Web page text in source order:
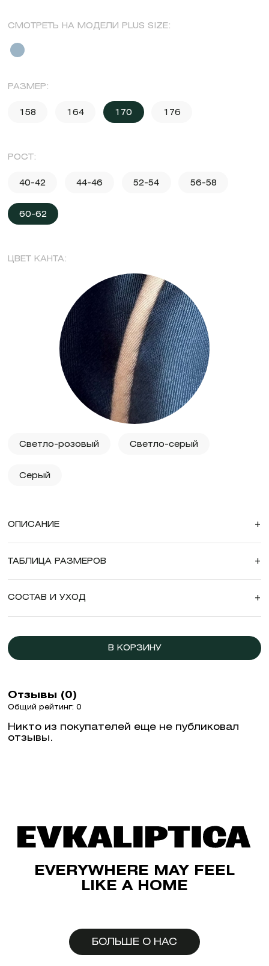
СМОТРЕТЬ НА МОДЕЛИ PLUS SIZE:
РАЗМЕР:
158 164 170 176
РОСТ:
40-42 44-46 52-54 56-58
60-62
ЦВЕТ КАНТА:
Светло-розовый Светло-серый
Серый
ОПИСАНИЕ +
ТАБЛИЦА РАЗМЕРОВ +
СОСТАВ И УХОД +
В КОРЗИНУ
Отзывы (0)
Общий рейтинг: 0
Никто из покупателей еще не публиковал
отзывы.
EVERYWHERE MAY FEEL
LIKE A HOME
БОЛЬШЕ О НАС